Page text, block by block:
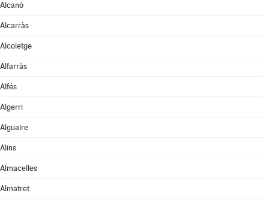
Alcanó
Alcarràs
Alcoletge
Alfarràs
Alfés
Algerri
Alguaire
Alins
Almacelles
Almatret